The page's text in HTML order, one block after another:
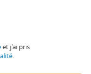
et j'ai pris
.